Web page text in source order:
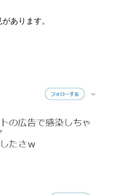
あります。